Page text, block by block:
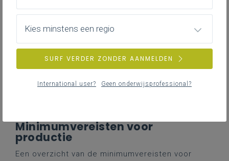
receptie vind je in het leerplan. Hier vind je
deleerlijn in tekstkenmerken voor
Leerlijn tekstkenmerken voor receptie
graad 1-3
28KB word
Leerlijn tekstkenmerken voor receptie
Minimumvereisten voor
productie
Een overzicht van de minimumvereisten voor
Kies minstens een regio
SURF VERDER ZONDER AANMELDEN
International user? Geen onderwijsprofessional?